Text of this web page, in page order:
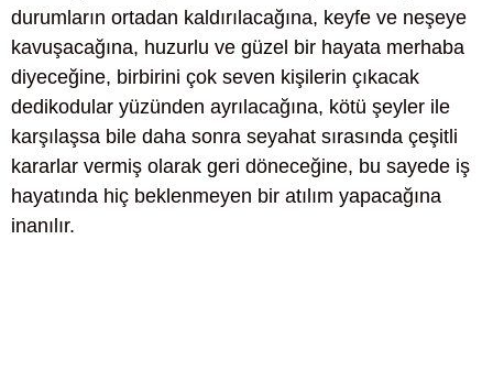
durumların ortadan kaldırılacağına, keyfe ve neşeye
kavuşacağına, huzurlu ve güzel bir hayata merhaba
diyeceğine, birbirini çok seven kişilerin çıkacak
dedikodular yüzünden ayrılacağına, kötü şeyler ile
karşılaşsa bile daha sonra seyahat sırasında çeşitli
kararlar vermiş olarak geri döneceğine, bu sayede iş
hayatında hiç beklenmeyen bir atılım yapacağına
inanılır.